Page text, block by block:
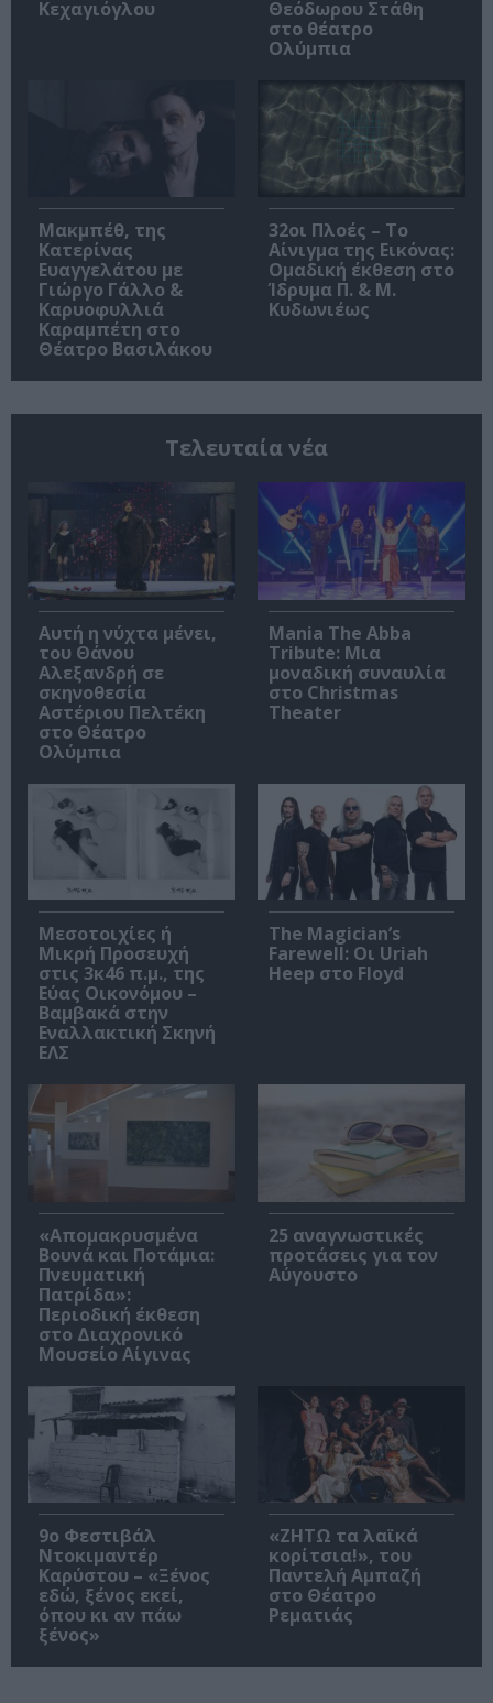
Κεχαγιόγλου
Θεόδωρου Στάθη
στο θέατρο
Ολύμπια
Μακμπέθ, της
Κατερίνας
Ευαγγελάτου με
Γιώργο Γάλλο &
Καρυοφυλλιά
Καραμπέτη στο
Θέατρο Βασιλάκου
32οι Πλοές – Το
Αίνιγμα της Εικόνας:
Ομαδική έκθεση στο
Ίδρυμα Π. & Μ.
Κυδωνιέως
Τελευταία νέα
Αυτή η νύχτα μένει,
του Θάνου
Αλεξανδρή σε
σκηνοθεσία
Αστέριου Πελτέκη
στο Θέατρο
Ολύμπια
Mania The Abba
Tribute: Μια
μοναδική συναυλία
στο Christmas
Theater
Μεσοτοιχίες ή
Μικρή Προσευχή
στις 3κ46 π.μ., της
Εύας Οικονόμου –
Βαμβακά στην
Εναλλακτική Σκηνή
ΕΛΣ
The Magician’s
Farewell: Οι Uriah
Heep στο Floyd
«Απομακρυσμένα
Βουνά και Ποτάμια:
Πνευματική
Πατρίδα»:
Περιοδική έκθεση
στο Διαχρονικό
Μουσείο Αίγινας
25 αναγνωστικές
προτάσεις για τον
Αύγουστο
9ο Φεστιβάλ
Ντοκιμαντέρ
Καρύστου – «Ξένος
εδώ, ξένος εκεί,
όπου κι αν πάω
ξένος»
«ΖΗΤΩ τα λαϊκά
κορίτσια!», του
Παντελή Αμπαζή
στο Θέατρο
Ρεματιάς